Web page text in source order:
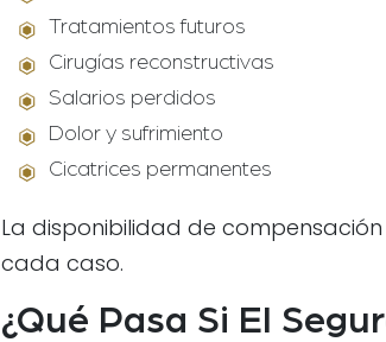
Tratamientos futuros
Cirugías reconstructivas
Salarios perdidos
Dolor y sufrimiento
Cicatrices permanentes
La disponibilidad de
cada caso.
¿Qué Pasa Si El